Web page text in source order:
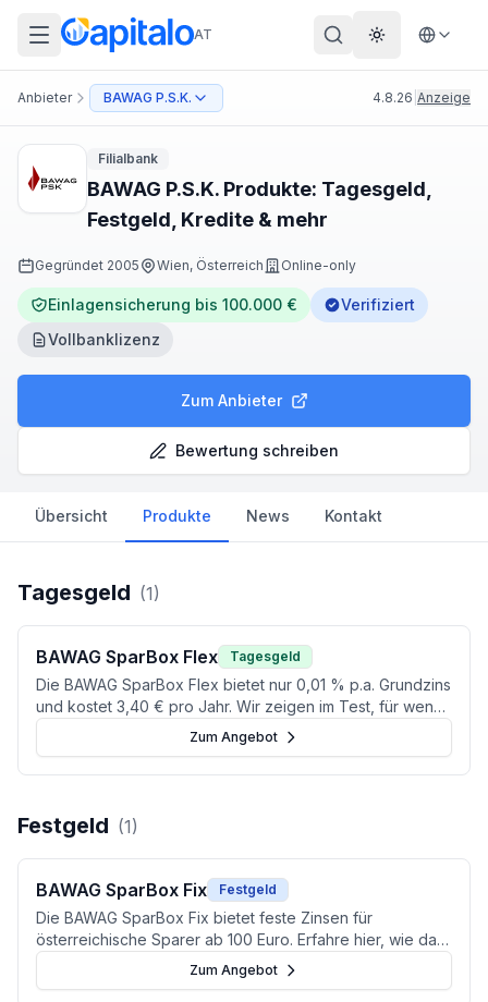
AT Theme
Anbieter BAWAG P.S.K. 4.8.26 Anzeige
Filialbank
BAWAG P.S.K. Produkte: Tagesgeld,
Festgeld, Kredite & mehr
Gegründet 2005 Wien, Österreich Online-only
Einlagensicherung bis 100.000 €
Verifiziert
Vollbanklizenz
Zum Anbieter
Bewertung schreiben
Übersicht Produkte News Kontakt
Tagesgeld (1)
BAWAG SparBox Flex Tagesgeld
Die BAWAG SparBox Flex bietet nur 0,01 % p.a. Grundzins
und kostet 3,40 € pro Jahr. Wir zeigen im Test, für wen
sich das flexible Sparkonto trotzdem eignet — und für
Zum Angebot
Festgeld (1)
BAWAG SparBox Fix Festgeld
Die BAWAG SparBox Fix bietet feste Zinsen für
österreichische Sparer ab 100 Euro. Erfahre hier, wie das
Festgeld im aktuellen Vergleich abschneidet.
Zum Angebot